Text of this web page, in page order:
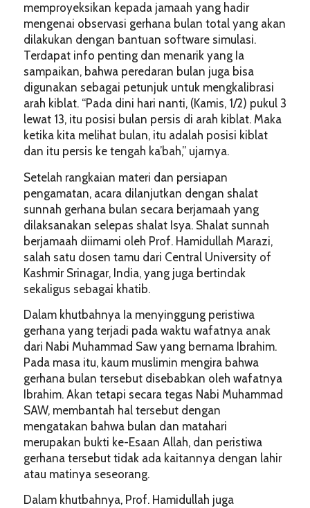
memproyeksikan kepada jamaah yang hadir
mengenai observasi gerhana bulan total yang akan
dilakukan dengan bantuan software simulasi.
Terdapat info penting dan menarik yang Ia
sampaikan, bahwa peredaran bulan juga bisa
digunakan sebagai petunjuk untuk mengkalibrasi
arah kiblat. “Pada dini hari nanti, (Kamis, 1/2) pukul 3
lewat 13, itu posisi bulan persis di arah kiblat. Maka
ketika kita melihat bulan, itu adalah posisi kiblat
dan itu persis ke tengah ka’bah,” ujarnya.
Setelah rangkaian materi dan persiapan
pengamatan, acara dilanjutkan dengan shalat
sunnah gerhana bulan secara berjamaah yang
dilaksanakan selepas shalat Isya. Shalat sunnah
berjamaah diimami oleh Prof. Hamidullah Marazi,
salah satu dosen tamu dari Central University of
Kashmir Srinagar, India, yang juga bertindak
sekaligus sebagai khatib.
Dalam khutbahnya Ia menyinggung peristiwa
gerhana yang terjadi pada waktu wafatnya anak
dari Nabi Muhammad Saw yang bernama Ibrahim.
Pada masa itu, kaum muslimin mengira bahwa
gerhana bulan tersebut disebabkan oleh wafatnya
Ibrahim. Akan tetapi secara tegas Nabi Muhammad
SAW, membantah hal tersebut dengan
mengatakan bahwa bulan dan matahari
merupakan bukti ke-Esaan Allah, dan peristiwa
gerhana tersebut tidak ada kaitannya dengan lahir
atau matinya seseorang.
Dalam khutbahnya, Prof. Hamidullah juga